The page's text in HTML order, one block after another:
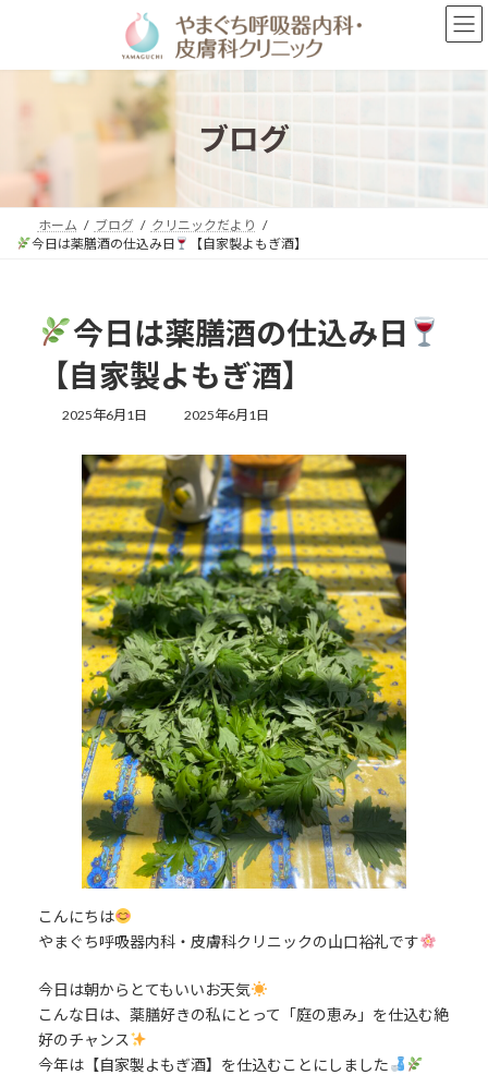
ン
プ
ー
動
ブログ
ホーム ブログ
クリニックだより
今日は薬膳酒の仕込み日
【自家製よもぎ酒】
今日は薬膳酒の仕込み日
【自家製よもぎ酒】
2025年6月1日
最
更
新
日
時
:
2025年6月1日
こんにちは
やまぐち呼吸器内科・皮膚科クリニックの山口裕礼です
今日は朝からとてもいいお天気
こんな日は、薬膳好きの私にとって「庭の恵み」を仕込む絶
好のチャンス
今年は【自家製よもぎ酒】を仕込むことにしました